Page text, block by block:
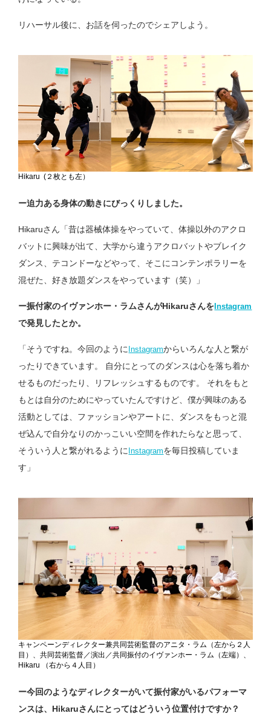
リハーサル後に、お話を伺ったのでシェアしよう。
Hikaru (２枚とも左）
ー迫力ある身体の動きにびっくりしました。
Hikaruさん「昔は器械体操をやっていて、体操以外のアクロ
バットに興味が出て、大学から違うアクロバットやブレイク
ダンス、テコンドーなどやって、そこにコンテンポラリーを
混ぜた、好き放題ダンスをやっています（笑）」
ー振付家のイヴァンホー・ラムさんがHikaruさんを Instagram
で発見したとか。
「そうですね。今回のように Instagramからいろんな人と繋が
ったりできています。 自分にとってのダンスは心を落ち着か
せるものだったり、リフレッシュするものです。 それをもと
もとは自分のためにやっていたんですけど、僕が興味のある
活動としては、ファッションやアートに、ダンスをもっと混
ぜ込んで自分なりのかっこいい空間を作れたらなと思って、
そういう人と繋がれるように Instagramを毎日投稿していま
す」
キャンペーンディレクター兼共同芸術監督のアニタ・ラム（左から２人
目）、共同芸術監督／演出／共同振付のイヴァンホー・ラム（左端）、
Hikaru （右から４人目）
ー今回のようなディレクターがいて振付家がいるパフォーマ
ンスは、Hikaruさんにとってはどういう位置付けですか？